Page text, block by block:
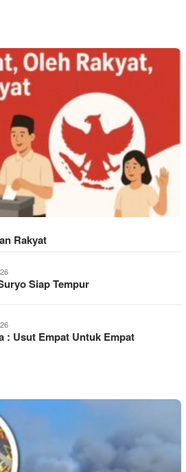
Rakyat
Siap Tempur
: Usut Empat Untuk Empat